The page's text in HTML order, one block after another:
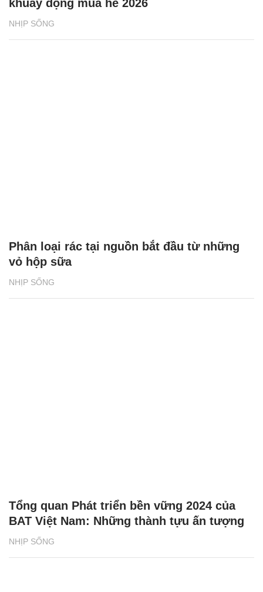
NHỊP SỐNG
khuấy động mùa hè 2026
NHỊP SỐNG
Phân loại rác tại nguồn bắt đầu từ những
vỏ hộp sữa
NHỊP SỐNG
Tổng quan Phát triển bền vững 2024 của
BAT Việt Nam: Những thành tựu ấn tượng